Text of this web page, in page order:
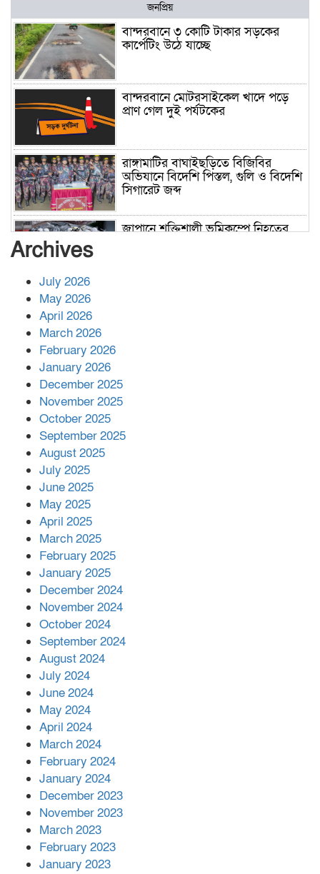
জনপ্রিয়
বান্দরবানে ৩ কোটি টাকার সড়কের
কার্পেটিং উঠে যাচ্ছে
বান্দরবানে মোটরসাইকেল খাদে পড়ে
প্রাণ গেল দুই পর্যটকের
রাঙ্গামাটির বাঘাইছড়িতে বিজিবির
অভিযানে বিদেশি পিস্তল, গুলি ও বিদেশি
সিগারেট জব্দ
জাপানে শক্তিশালী ভূমিকম্পে নিহতের
পর ফোন তারেক রহমানের,গ্যাস সঙ্কট
সহায়তা দিলেন সাচিং প্রু জেরী
Archives
July 2026
May 2026
April 2026
March 2026
February 2026
January 2026
December 2025
November 2025
October 2025
September 2025
August 2025
July 2025
June 2025
May 2025
April 2025
March 2025
February 2025
January 2025
December 2024
November 2024
October 2024
September 2024
August 2024
July 2024
June 2024
May 2024
April 2024
March 2024
February 2024
January 2024
December 2023
November 2023
March 2023
February 2023
January 2023